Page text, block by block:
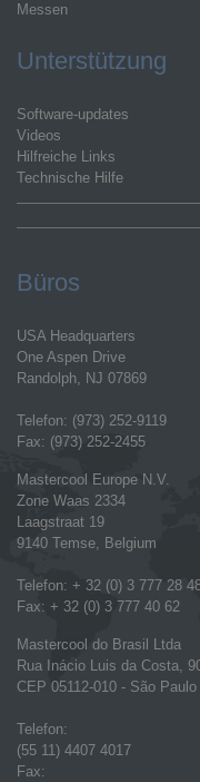
Messen
Unterstützung
Software-updates
Videos
Hilfreiche Links
Technische Hilfe
Büros
USA Headquarters
One Aspen Drive
Randolph, NJ 07869
Telefon: (973) 252-9119
Fax: (973) 252-2455
Mastercool Europe N.V.
Zone Waas 2334
Laagstraat 19
9140 Temse, Belgium
Telefon: + 32 (0) 3 777 28
Fax: + 32 (0) 3 777 40 62
Mastercool do Brasil Ltda
Rua Inácio Luis da Costa,
CEP 05112-010 - São
Telefon:
(55 11) 4407 4017
Fax: